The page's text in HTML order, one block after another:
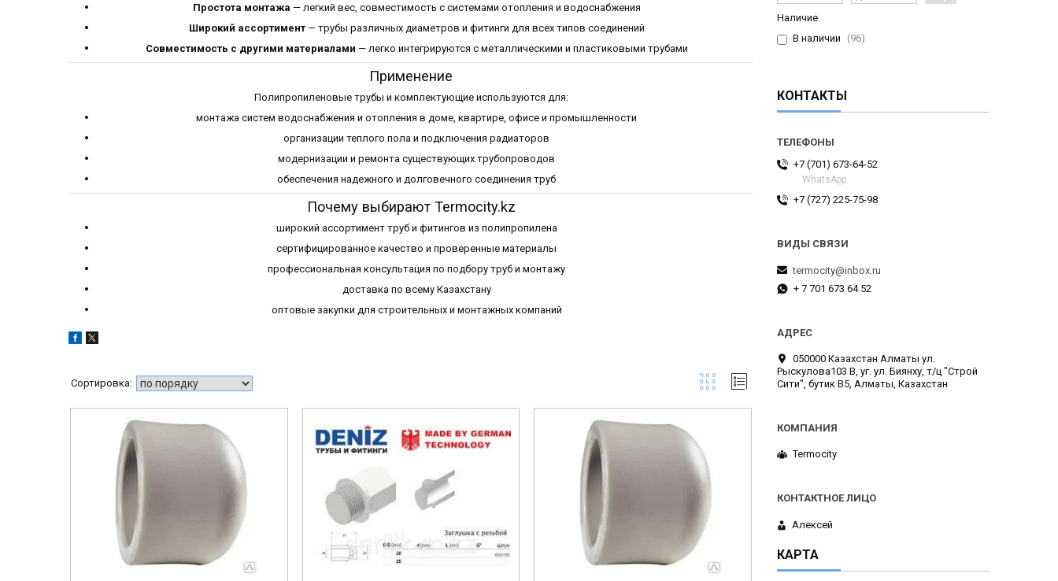
Простота монтажа — легкий вес, совместимость с системами отопления и водоснабжения
Широкий ассортимент— трубы различных диаметров и фитинги для всех типов соединений
Совместимость с другими материалами — легко интегрируются с металлическими и пластиковыми трубами
Применение
Полипропиленовые трубы и комплектующие используются для:
монтажа систем водоснабжения и отопления в доме, квартире, офисе и промышленности
организации теплого пола и подключения радиаторов
модернизации и ремонта существующих трубопроводов
обеспечения надежного и долговечного соединения труб
Почему выбирают Termocity.kz
широкий ассортимент труб и фитингов из полипропилена
сертифицированное качество и проверенные материалы
профессиональная консультация по подбору труб и монтажу
доставка по всему Казахстану
оптовые закупки для строительных и монтажных компаний
1-002
Наличие
В наличии
96
КОНТАКТЫ
+7 (701) 673-64-52
WhatsApp
+7 (727) 225-75-98
termocity@inbox.ru
+ 7 701 673 64 52
050000 Казахстан Алматы ул.
Рыскулова103 В, уг. ул. Биянху, т/ц "Строй
Сити", бутик В5, Алматы, Казахстан
Termocity
Алексей
КАРТА